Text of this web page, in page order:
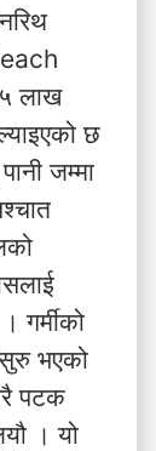
लाख
छ
जम्मा
सुरु भएको
पटक
। यो